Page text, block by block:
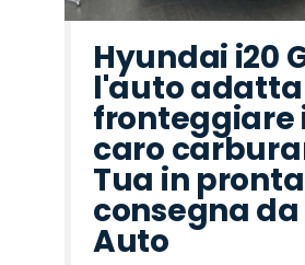
Hyundai i20
l'auto
fronteggiare
caro
Tua in pronta
consegna
Auto